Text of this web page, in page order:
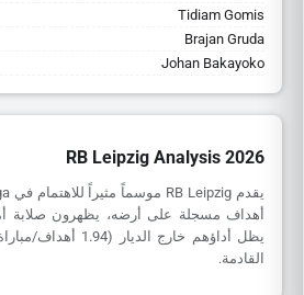
Tidiam Gomis
Brajan Gruda
Johan Bakayoko
RB Leipzig Analysis 2026
أهداف مسجلة على أرضه، يظهرون صلابة
يظل أداؤهم خارج
القادمة.